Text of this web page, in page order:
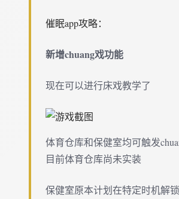
催眠app攻略：
新增chuang戏功能
现在可以进行床戏教学了
体育仓库和保健室均可触发
目前体育仓库尚未实装
保健室原本计划在特定时机解